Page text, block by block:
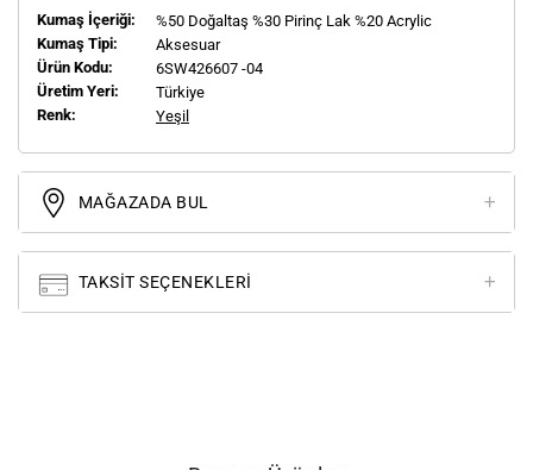
Kumaş İçeriği:
%50 Doğaltaş %30 Pirinç Lak %20 Acrylic
Kumaş Tipi:
Aksesuar
Ürün Kodu:
6SW426607 -04
Üretim Yeri:
Türkiye
Renk:
Yeşil
MAĞAZADA BUL
TAKSIT SEÇENEKLERI